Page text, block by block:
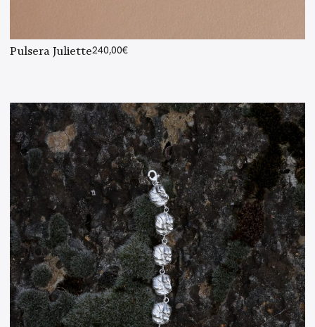
Pulsera Juliette240,00€